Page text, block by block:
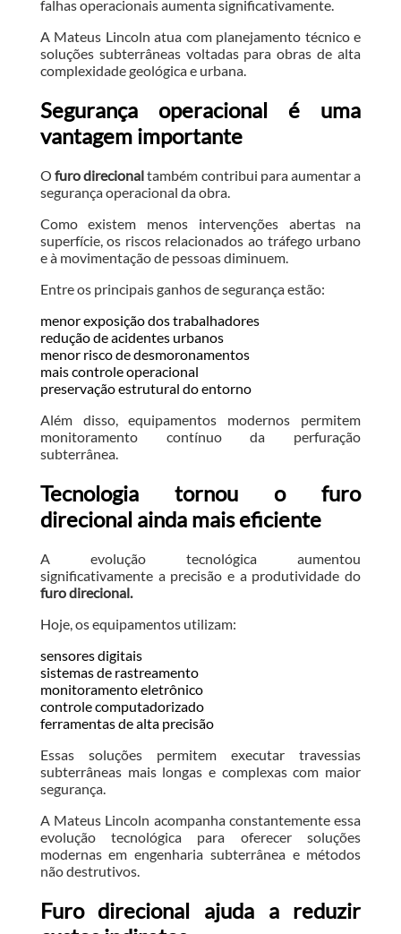
falhas operacionais aumenta significativamente.
A Mateus Lincoln atua com planejamento técnico e
soluções subterrâneas voltadas para obras de alta
complexidade geológica e urbana.
Segurança operacional é uma
vantagem importante
O furo direcionaltambém contribui para aumentar a
segurança operacional da obra.
Como existem menos intervenções abertas na
superfície, os riscos relacionados ao tráfego urbano
e à movimentação de pessoas diminuem.
Entre os principais ganhos de segurança estão:
menor exposição dos trabalhadores
redução de acidentes urbanos
menor risco de desmoronamentos
mais controle operacional
preservação estrutural do entorno
Além disso, equipamentos modernos permitem
monitoramento contínuo da perfuração
subterrânea.
Tecnologia tornou o furo
direcional ainda mais eficiente
A evolução tecnológica aumentou
significativamente a precisão e a produtividade do
furo direcional.
Hoje, os equipamentos utilizam:
sensores digitais
sistemas de rastreamento
monitoramento eletrônico
controle computadorizado
ferramentas de alta precisão
Essas soluções permitem executar travessias
subterrâneas mais longas e complexas com maior
segurança.
A Mateus Lincoln acompanha constantemente essa
evolução tecnológica para oferecer soluções
modernas em engenharia subterrânea e métodos
não destrutivos.
Furo direcional ajuda a reduzir